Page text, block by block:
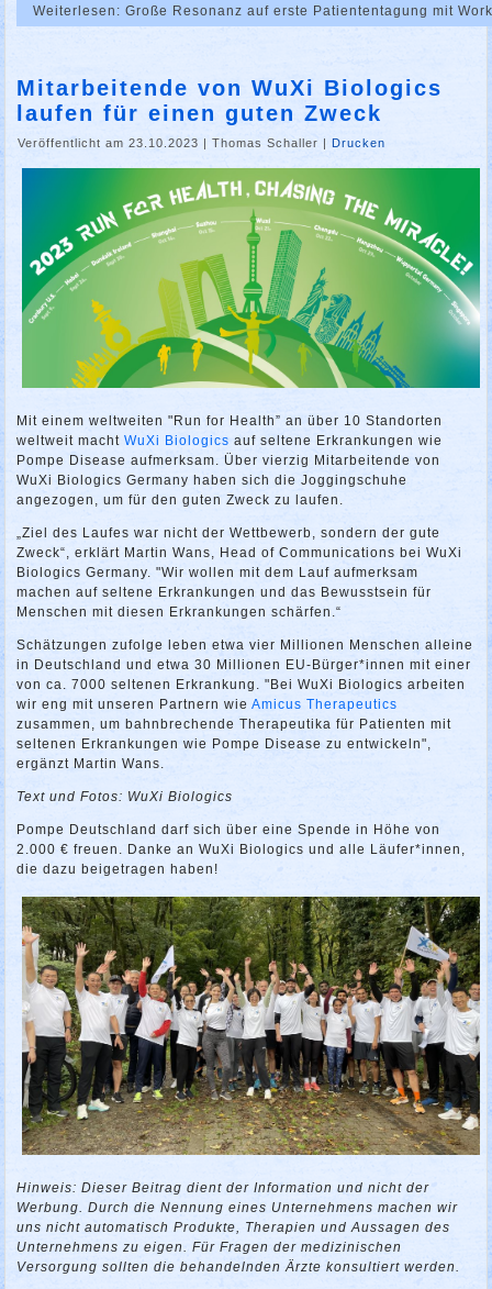
Weiterlesen: Große Resonanz auf erste Patiententagung mit
Mitarbeitende von WuXi Biologics
laufen für einen guten Zweck
Veröffentlicht am 23.10.2023 |Thomas Schaller |Drucken
Mit einem weltweiten "Run for Health” an über 10 Standorten
weltweit machtWuXi Biologics auf seltene Erkrankungen wie
Pompe Disease aufmerksam. Über vierzig Mitarbeitende von
WuXi Biologics Germany haben sich die Joggingschuhe
angezogen, um für den guten Zweck zu laufen.
„Ziel des Laufes war nicht der Wettbewerb, sondern der gute
Zweck“, erklärt Martin Wans, Head of Communications bei WuXi
Biologics Germany. "Wir wollen mit dem Lauf aufmerksam
machen auf seltene Erkrankungen und das Bewusstsein für
Menschen mit diesen Erkrankungen schärfen.“
Schätzungen zufolge leben etwa vier Millionen Menschen alleine
in Deutschland und etwa 30 Millionen EU-Bürger*innen mit einer
von ca. 7000 seltenen Erkrankung. "Bei WuXi Biologics arbeiten
wir eng mit unseren Partnern wieAmicus Therapeutics
zusammen, um bahnbrechende Therapeutika für Patienten mit
seltenen Erkrankungen wie Pompe Disease zu entwickeln",
ergänzt Martin Wans.
Text und Fotos: WuXi Biologics
Pompe Deutschland darf sich über eine Spende in Höhe von
2.000 € freuen. Danke an WuXi Biologics und alle Läufer*innen,
die dazu beigetragen haben!
Hinweis: Dieser Beitrag dient der Information und nicht der
Werbung. Durch die Nennung eines Unternehmens machen wir
uns nicht automatisch Produkte, Therapien und Aussagen des
Unternehmens zu eigen. Für Fragen der medizinischen
Versorgung sollten die behandelnden Ärzte konsultiert werden.